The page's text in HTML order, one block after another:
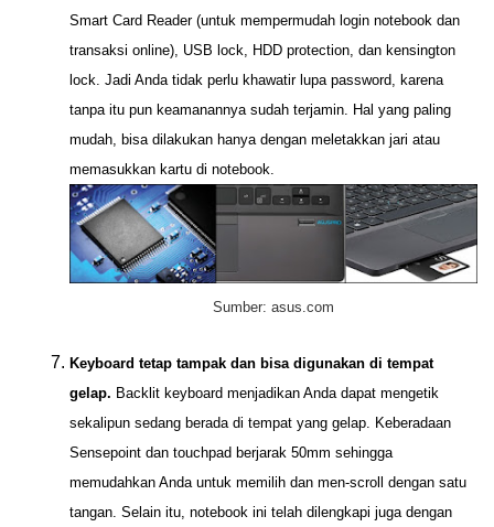
Smart Card Reader (untuk mempermudah login notebook dan
transaksi online) , USB lock, HDD protection, dan kensington
lock. Jadi Anda tidak perlu khawatir lupa password, karena
tanpa itu pun keamanannya sudah terjamin. Hal yang paling
mudah, bisa dilakukan hanya dengan meletakkan jari atau
memasukkan kartu di notebook.
Sumber: asus.com
Keyboard tetap tampak dan bisa digunakan di tempat
gelap. Backlit keyboard menjadikan Anda dapat mengetik
sekalipun sedang berada di tempat yang gelap. Keberadaan
Sensepoint dan touchpad berjarak 50mm sehingga
memudahkan Anda untuk memilih dan men-scroll dengan satu
tangan. Selain itu, notebook ini telah dilengkapi juga dengan